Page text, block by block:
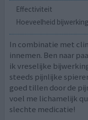
Effectiviteit
Hoeveelheid
In combinatie met
innemen. Ben naar
ik vreselijke
steeds pijnlijke
goed tillen door de
voel me lichamelijk
slechte medicatie!